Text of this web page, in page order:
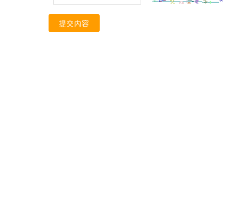
提交内容